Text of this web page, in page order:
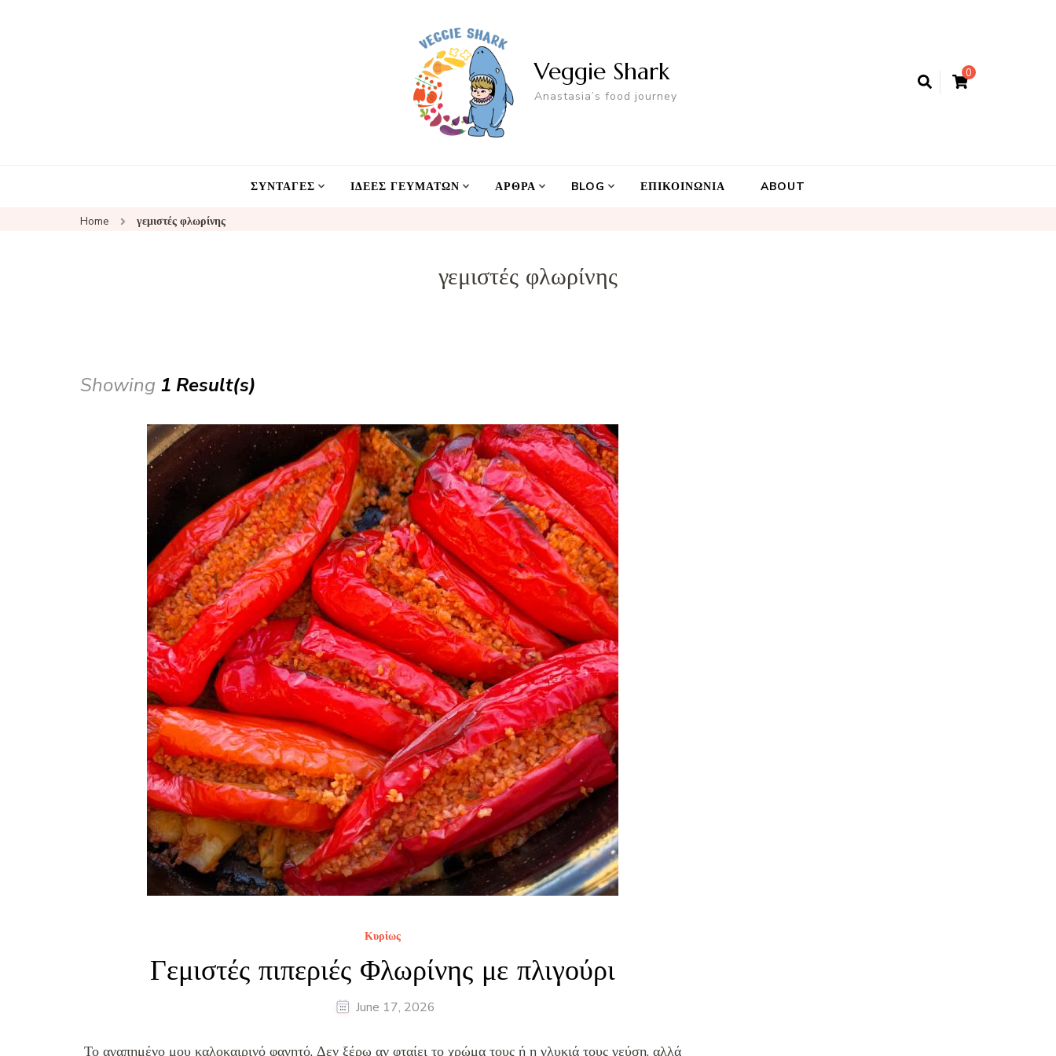
0
Veggie Shark
Anastasia’s food journey
ΣΥΝΤΑΓΕΣ ΙΔΕΕΣ ΓΕΥΜΑΤΩΝ ΑΡΘΡΑ BLOG ΕΠΙΚΟΙΝΩΝΙΑ ABOUT
Home γεμιστές φλωρίνης
γεμιστές φλωρίνης
Showing 1 Result(s)
Κυρίως
Γεμιστές πιπεριές Φλωρίνης με πλιγούρι
June 17, 2026
Το αγαπημένο μου καλοκαιρινό φαγητό. Δεν ξέρω αν φταίει το χρώμα τους ή η γλυκιά τους γεύση, αλλά